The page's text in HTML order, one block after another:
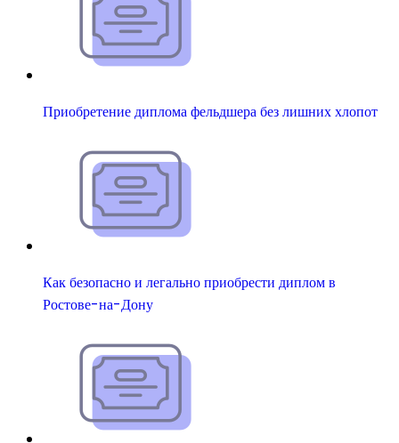
Приобретение диплома фельдшера без лишних хлопот
Как безопасно и легально приобрести диплом в
Ростове-на-Дону